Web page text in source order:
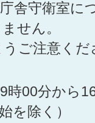
舎守衛室に
せん。
ご注意くだ
時00分から
を除く）